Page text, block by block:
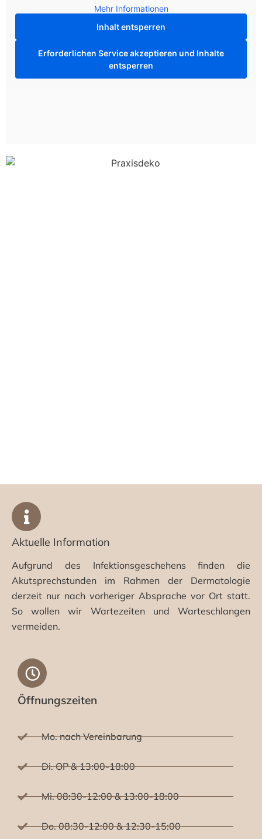
Mehr Informationen
Inhalt entsperren
Erforderlichen Service akzeptieren und Inhalte
entsperren
Aktuelle Information
Aufgrund des Infektionsgeschehens finden die
Akutsprechstunden im Rahmen der Dermatologie
derzeit nur nach vorheriger Absprache vor Ort statt.
So wollen wir Wartezeiten und Warteschlangen
vermeiden.
Öffnungszeiten
Mo. nach Vereinbarung
Di. OP & 13:00-18:00
Mi. 08:30-12:00 & 13:00-18:00
Do. 08:30-12:00 & 12:30-15:00